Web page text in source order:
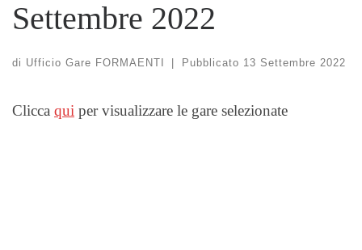
Settembre 2022
di Ufficio Gare FORMAENTI | Pubblicato 13 Settembre 2022
Clicca qui per visualizzare le gare selezionate